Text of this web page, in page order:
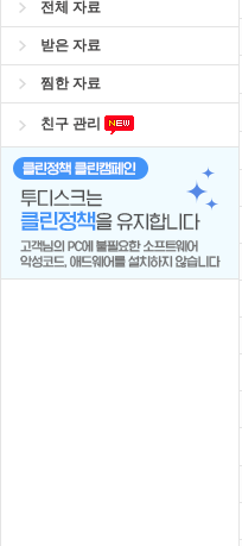
전체 자료
받은 자료
찜한 자료
친구 관리